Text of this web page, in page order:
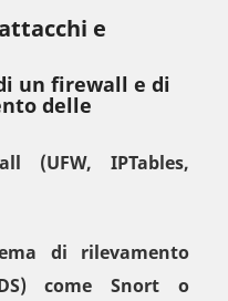
e
un firewall e di
delle
(UFW, IPTables,
di rilevamento
come Snort o